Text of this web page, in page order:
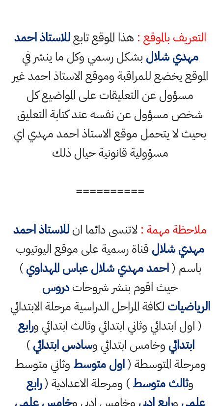
التعريف بالموقع : هذا الموقع تابعللاستاذ احمد
مهدي شلال بشكل رسمي وكل ما ينشر في
الموقع يخضع للمراقبة وموقع الاستاذ احمد غير
مسؤول عن التعليقات على المواضيع كل
شخص مسؤول عن نفسه عند كتابة التعليق
بحيث لا يتحمل موقع الاستاذ احمد مهدي اي
مسؤولية قانونية حيال ذلك
==========
ملاحظة مهمة : لاتنسى دائما انللاستاذ احمد
مهدي شلال قناة رسمية على موقع اليوتيوب
باسم (احمد مهدي شلال عباس المهداوي)
حيث اقوم بنشر شروحاتدروس
الرياضيات لكافة المراحل الدراسية مرحلة الابتدائي
( اول ابتدائي وثاني ابتدائي وثالث ابتدائي ورابع
ابتدائي وخامس ابتدائي وسادس ابتدائي)
ومرحلة المتوسطة (اول متوسط وثاني متوسط
وثالث متوسط) ومرحلة الاعدادية (رابع